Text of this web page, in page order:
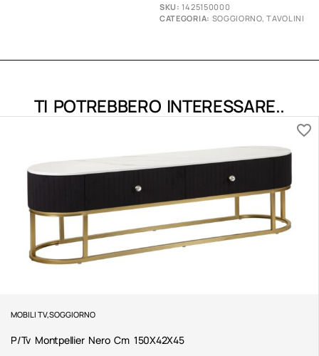
SKU:1425150000
CATEGORIA: SOGGIORNO,TAVOLINI
TI POTREBBERO INTERESSARE..
MOBILI TV,SOGGIORNO
P/Tv Montpellier Nero Cm 150X42X45